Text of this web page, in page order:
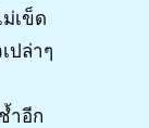
เข็ด
ปล่าๆ
ำอีก